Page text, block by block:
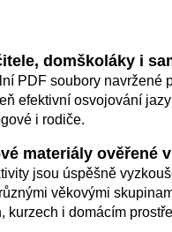
domškoláky i
PDF soubory navržené
efektivní osvojování
i rodiče.
materiály ověřené
jsou úspěšně
věkovými
kurzech i domácím